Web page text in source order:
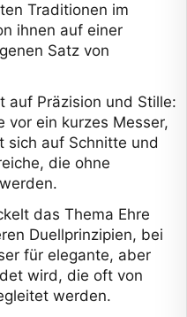
Traditionen im
ihnen auf einer
Satz von
auf Präzision und Stille:
vor ein kurzes Messer,
sich auf Schnitte und
die ohne
das Thema Ehre
Duellprinzipien, bei
für elegante, aber
wird, die oft von
werden.